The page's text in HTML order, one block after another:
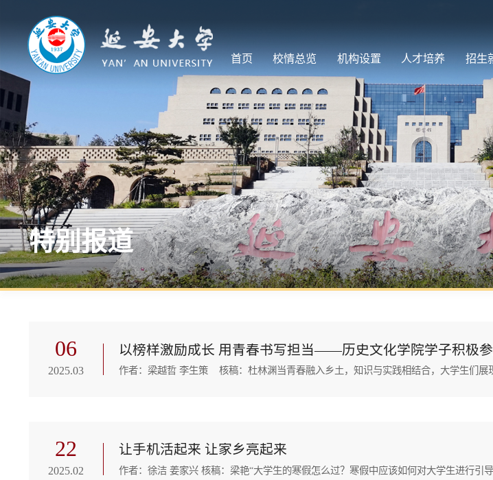
首页 校情总览 机构设置 人才培养 招生
特别报道
06
2025.03
以榜样激励成长 用青春书写担当——历史文化学院学子积极
22
2025.02
让手机活起来 让家乡亮起来